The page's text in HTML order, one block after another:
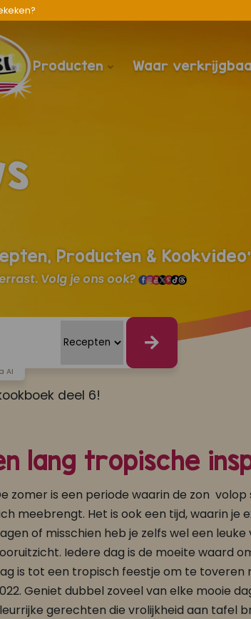
Producten Waar
Producten &
Volg je ons ook?
AI
deel 6!
lang tropische
zomer is een periode waarin de zon
meebrengt. Het is ook een tijd, waarin je
of misschien heb je zelfs wel een
Iedere dag is de moeite waard
is tot een tropisch feestje om te toveren
Geniet dubbel zoveel van elke mooie
gerechten die vrolijkheid aan tafel